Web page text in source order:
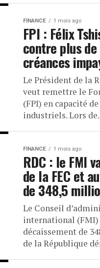
FINANCE 1 mois ago
FPI : Félix
contre plus
créances
Le Président de la
veut remettre le
(FPI) en capacité
industriels. Lors
FINANCE 1 mois ago
RDC : le FMI
de la FEC et
de 348,5
Le Conseil
international (FMI)
décaissement de
de la République